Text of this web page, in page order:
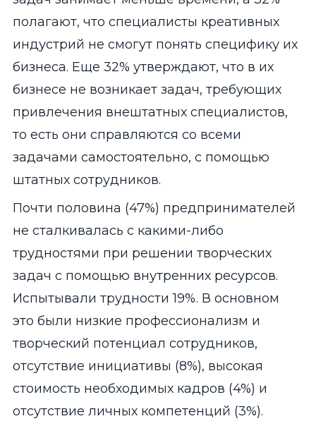
полагают, что специалисты креативных
индустрий не смогут понять специфику их
бизнеса. Еще 32% утверждают, что в их
бизнесе не возникает задач, требующих
привлечения внештатных специалистов,
то есть они справляются со всеми
задачами самостоятельно, с помощью
штатных сотрудников.
Почти половина (47%) предпринимателей
не сталкивалась с какими-либо
трудностями при решении творческих
задач с помощью внутренних ресурсов.
Испытывали трудности 19%. В основном
это были низкие профессионализм и
творческий потенциал сотрудников,
отсутствие инициативы (8%), высокая
стоимость необходимых кадров (4%) и
отсутствие личных компетенций (3%).